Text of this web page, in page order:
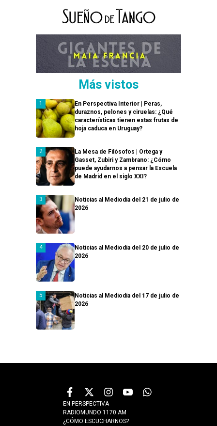
Más vistos
En Perspectiva Interior | Peras,
duraznos, pelones y ciruelas: ¿Qué
características tienen estas frutas de
hoja caduca en Uruguay?
La Mesa de Filósofos | Ortega y
Gasset, Zubiri y Zambrano: ¿Cómo
puede ayudarnos a pensar la Escuela
de Madrid en el siglo XXI?
Noticias al Mediodía del 21 de julio de
2026
Noticias al Mediodía del 20 de julio de
2026
Noticias al Mediodía del 17 de julio de
2026
EN PERSPECTIVA
RADIOMUNDO 1170 AM
¿CÓMO ESCUCHARNOS?